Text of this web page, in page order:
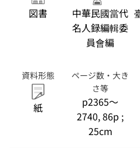
図書
中華民國當代
名人録編輯委
員會編
資料形態
紙
ページ数・大き
さ等
p2365〜
2740, 86p ;
25cm